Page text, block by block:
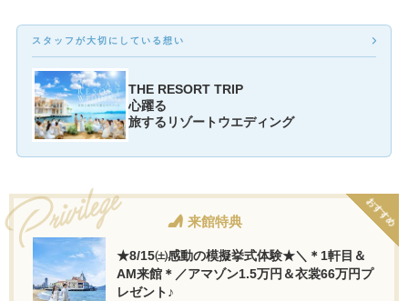
スタッフが大切にしている想い
THE RESORT TRIP
心躍る
旅するリゾートウエディング
おすすめ
来館特典
★8/15㈯感動の模擬挙式体験★＼＊1軒目＆
AM来館＊／アマゾン1.5万円＆衣裳66万円プ
レゼント♪